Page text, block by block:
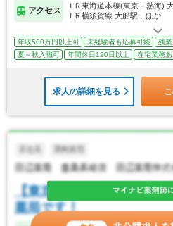
アクセス
ＪＲ東海道本線(東京－熱海)
ＪＲ横須賀線 大船駅…ほか
年収500万円以上可 未経験者も応募可能 残
夏～秋入職可
年間休日120日以上 在宅業務あ
求人の詳細を見る